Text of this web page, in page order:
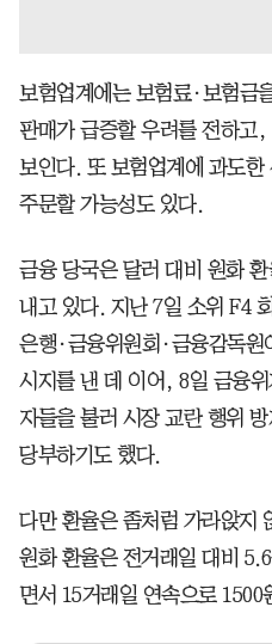
보험업계에는 보험료·보험금
판매가 급증할 우려를 전하고
보인다. 또 보험업계에 과도
주문할 가능성도 있다.
금융 당국은 달러 대비 원화
내고 있다. 지난 7일 소위 F4
은행·금융위원회·금융감독원
시지를 낸 데 이어, 8일 금융
자들을 불러 시장 교란 행위
당부하기도 했다.
다만 환율은 좀처럼 가라앉지
원화 환율은 전거래일 대비
면서 15거래일 연속으로 1500